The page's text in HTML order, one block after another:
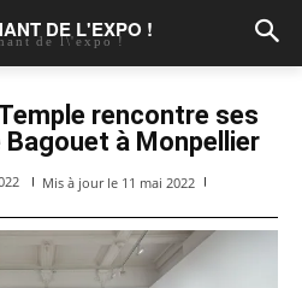
DE L'EXPO !
de l\'expo !
rencontre ses
à Monpellier
Mis à jour le 11 mai 2022